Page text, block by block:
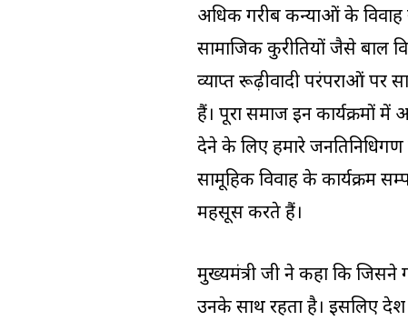
अधिक गरीब कन्याओं के विवाह
सामाजिक कुरीतियों जैसे बाल
व्याप्त रूढ़ीवादी परंपराओं पर
हैं। पूरा समाज इन कार्यक्रमों में
देने के लिए हमारे
सामूहिक विवाह के कार्यक्रम
महसूस करते हैं।
मुख्यमंत्री जी ने कहा कि
उनके साथ रहता है। इसलिए